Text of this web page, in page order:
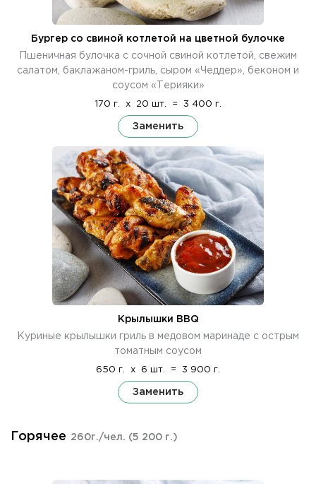
Бургер со свиной котлетой на цветной булочке
Пшеничная булочка с сочной свиной котлетой, свежим
салатом, баклажаном-гриль, сыром «Чеддер», беконом и
соусом «Терияки»
170 г. x 20 шт. = 3 400 г.
Заменить
Крылышки BBQ
Куриные крылышки гриль в медовом маринаде с острым
томатным соусом
650 г. x 6 шт. = 3 900 г.
Заменить
Горячее 260г./чел. (5 200 г.)